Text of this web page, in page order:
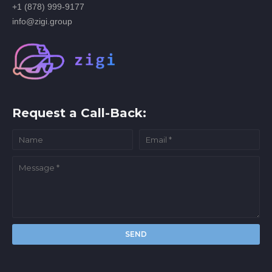
+1 (878) 999-9177
info@zigi.group
Request a Call-Back: